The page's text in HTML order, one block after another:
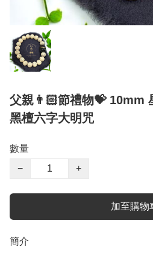
父親👨🏻節禮物💝 10mm
黑檀六字大明咒
數量
−
+
加至購物
簡介